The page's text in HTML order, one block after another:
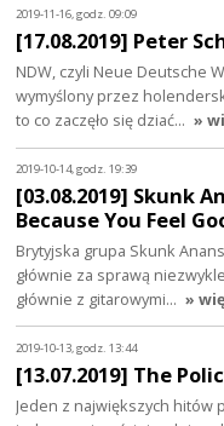
2019-11-16, godz. 09:09
[17.08.2019] Peter
NDW, czyli Neue Deutsche
wymyślony przez
to co zaczęło się dziać… »
2019-10-14, godz. 19:39
[03.08.2019] Skunk
Because You Feel
Brytyjska grupa Skunk
głównie za sprawą
głównie z gitarowymi… »
2019-10-13, godz. 13:44
[13.07.2019] The
Jeden z największych hitów